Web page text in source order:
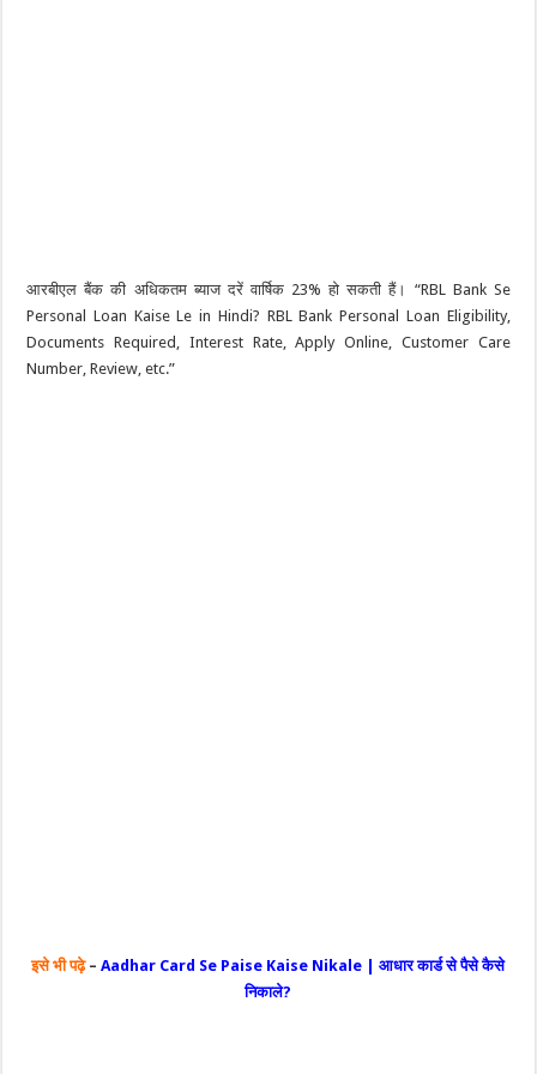
आरबीएल बैंक की अधिकतम ब्याज दरें वार्षिक 23% हो सकती हैं। “RBL Bank Se
Personal Loan Kaise Le in Hindi? RBL Bank Personal Loan Eligibility,
Documents Required, Interest Rate, Apply Online, Customer Care
Number, Review, etc.”
इसे भी पढ़े– Aadhar Card Se Paise Kaise Nikale | आधार कार्ड से पैसे कैसे
निकाले?